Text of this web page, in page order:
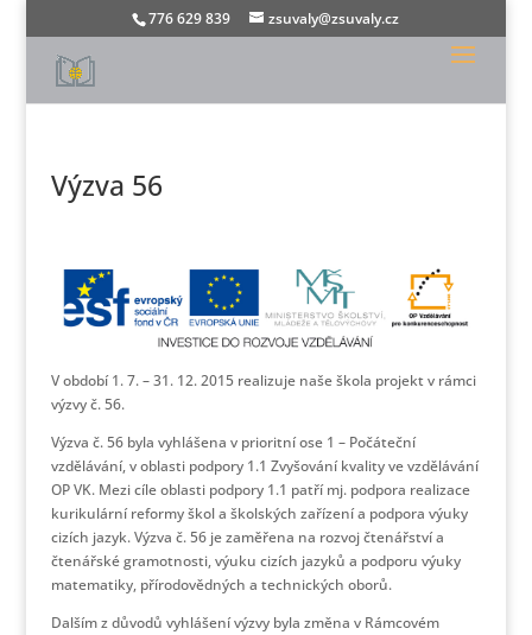
776 629 839 zsuvaly@zsuvaly.cz
Výzva 56
V období 1. 7. – 31. 12. 2015 realizuje naše škola projekt v rámci
výzvy č. 56.
Výzva č. 56 byla vyhlášena v prioritní ose 1 – Počáteční
vzdělávání, v oblasti podpory 1.1 Zvyšování kvality ve vzdělávání
OP VK. Mezi cíle oblasti podpory 1.1 patří mj. podpora realizace
kurikulární reformy škol a školských zařízení a podpora výuky
cizích jazyk. Výzva č. 56 je zaměřena na rozvoj čtenářství a
čtenářské gramotnosti, výuku cizích jazyků a podporu výuky
matematiky, přírodovědných a technických oborů.
Dalším z důvodů vyhlášení výzvy byla změna v Rámcovém